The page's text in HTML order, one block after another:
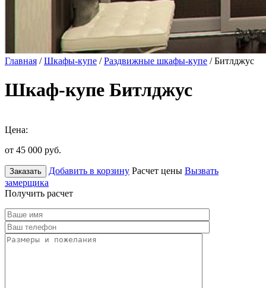
Главная /Шкафы-купе /Раздвижные шкафы-купе / Битлджус
Шкаф-купе Битлджус
Цена:
от 45 000 руб.
Заказать Добавить в корзину Расчет цены Вызвать
замерщика
Получить расчет